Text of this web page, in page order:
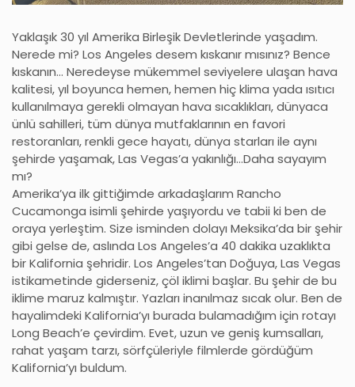
Yaklaşık 30 yıl Amerika Birleşik Devletlerinde yaşadım.
Nerede mi? Los Angeles desem kıskanır mısınız? Bence
kıskanın… Neredeyse mükemmel seviyelere ulaşan hava
kalitesi, yıl boyunca hemen, hemen hiç klima yada ısıtıcı
kullanılmaya gerekli olmayan hava sıcaklıkları, dünyaca
ünlü sahilleri, tüm dünya mutfaklarının en favori
restoranları, renkli gece hayatı, dünya starları ile aynı
şehirde yaşamak, Las Vegas’a yakınlığı…Daha sayayım
mı?
Amerika’ya ilk gittiğimde arkadaşlarım Rancho
Cucamonga isimli şehirde yaşıyordu ve tabii ki ben de
oraya yerleştim. Size isminden dolayı Meksika’da bir şehir
gibi gelse de, aslında Los Angeles’a 40 dakika uzaklıkta
bir Kalifornia şehridir. Los Angeles’tan Doğuya, Las Vegas
istikametinde giderseniz, çöl iklimi başlar. Bu şehir de bu
iklime maruz kalmıştır. Yazları inanılmaz sıcak olur. Ben de
hayalimdeki Kalifornia’yı burada bulamadığım için rotayı
Long Beach’e çevirdim. Evet, uzun ve geniş kumsalları,
rahat yaşam tarzı, sörfçüleriyle filmlerde gördüğüm
Kalifornia’yı buldum.